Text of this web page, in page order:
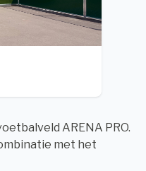
ARENA PRO.
met het